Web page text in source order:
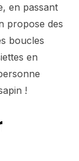
en passant
propose des
boucles
en
!